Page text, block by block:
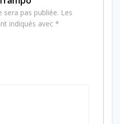
sera pas publiée. Les
indiqués avec *